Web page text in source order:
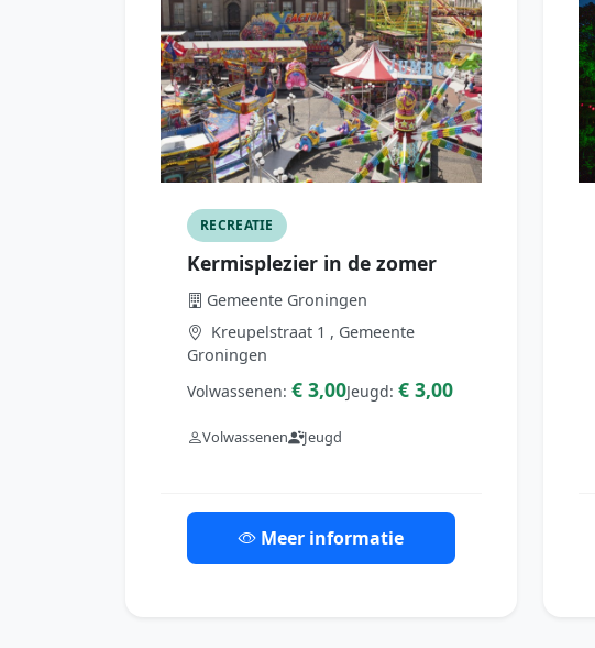
RECREATIE
Kermisplezier in de zomer
Gemeente Groningen
Kreupelstraat 1 , Gemeente
Groningen
Volwassenen: € 3,00Jeugd: € 3,00
Volwassenen Jeugd
Meer informatie